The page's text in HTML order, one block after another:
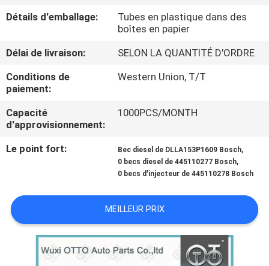
VISITE
DE
CONTRÔLE
QUALITÉ
NOUVELLES
Détails d'emballage:
Tubes en plastique dans des
boîtes en papier
Délai de livraison:
SELON LA QUANTITÉ D'ORDRE
Conditions de
paiement:
Western Union, T/T
Capacité
d'approvisionnement:
1000PCS/MONTH
Le point fort: Bec diesel de DLLA153P1609 Bosch,
0 becs diesel de 445110277 Bosch,
0 becs d'injecteur de 445110278 Bosch
MEILLEUR PRIX